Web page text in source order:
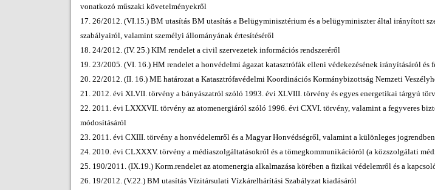
vonatkozó műszaki követelményekről
17. 26/2012. (VI.15.) BM utasítás BM utasítás a Belügyminisztérium és a belügyminiszter által irányított
szabályairól, valamint személyi állományának értesítéséről
18. 24/2012. (IV. 25.) KIM rendelet a civil szervezetek információs rendszeréről
19. 23/2005. (VI. 16.) HM rendelet a honvédelmi ágazat katasztrófák elleni védekezésének irányításáról
20. 22/2012. (II. 16.) ME határozat a Katasztrófavédelmi Koordinációs Kormánybizottság Nemzeti
21. 2012. évi XLVII. törvény a bányászatról szóló 1993. évi XLVIII. törvény és egyes energetikai tárgyú
22. 2011. évi LXXXVII. törvény az atomenergiáról szóló 1996. évi CXVI. törvény, valamint a fegyveres
módosításáról
23. 2011. évi CXIII. törvény a honvédelemről és a Magyar Honvédségről, valamint a különleges
24. 2010. évi CLXXXV. törvény a médiaszolgáltatásokról és a tömegkommunikációról (a közszolgálati
25. 190/2011. (IX.19.) Korm.rendelet az atomenergia alkalmazása körében a fizikai védelemről és a
26. 19/2012. (V.22.) BM utasítás Vízitársulati Vízkárelhárítási Szabályzat kiadásáról